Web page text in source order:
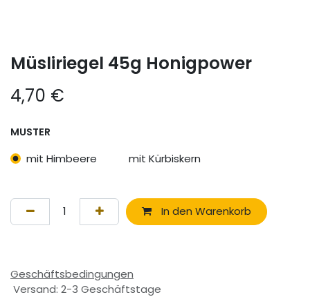
Müsliriegel 45g Honigpower
4,70 €
MUSTER
mit Himbeere mit Kürbiskern
In den Warenkorb
Geschäftsbedingungen
Versand: 2-3 Geschäftstage